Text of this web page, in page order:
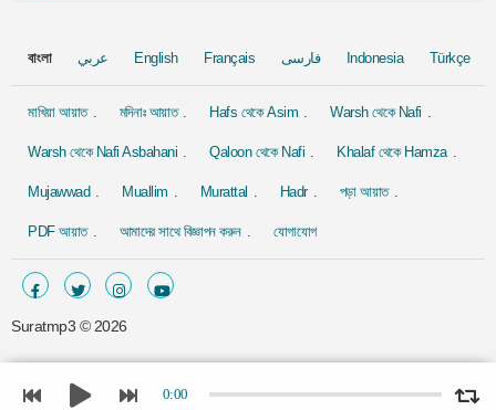
বাংলা عربي English Français فارسی Indonesia Türkçe
মাখিয়া আয়াত মদিনাঃ আয়াত Hafs থেকে Asim Warsh থেকে Nafi
Warsh থেকে Nafi Asbahani Qaloon থেকে Nafi Khalaf থেকে Hamza
Mujawwad Muallim Murattal Hadr পড়া আয়াত
PDF আয়াত আমাদের সাথে বিজ্ঞাপন করুন যোগাযোগ
Suratmp3 © 2026
0:00